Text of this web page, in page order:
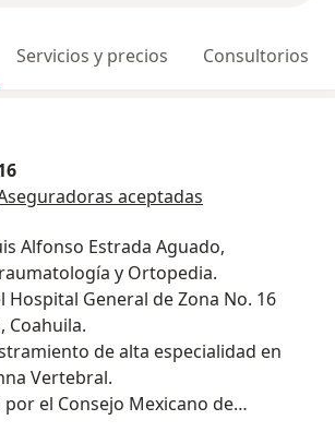
Servicios y precios Consultorios
aceptadas
Alfonso Estrada Aguado,
y Ortopedia.
Hospital General de Zona No. 16
Coahuila.
de alta especialidad en
Vertebral.
el Consejo Mexicano de